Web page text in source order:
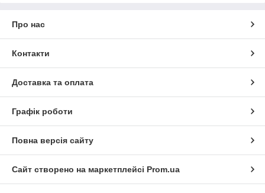
Про нас
Контакти
Доставка та оплата
Графік роботи
Повна версія сайту
Сайт створено на маркетплейсі Prom.ua